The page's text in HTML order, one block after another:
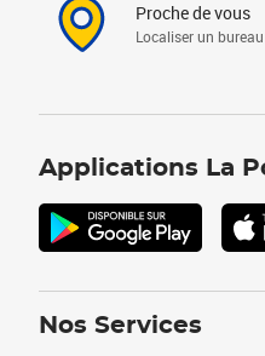
Proche de vous
Localiser un
Applications La
Nos Services